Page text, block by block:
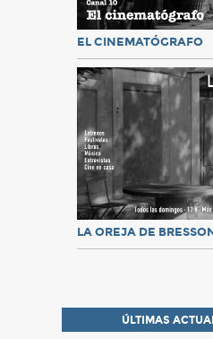
EL CINEMATÓGRAFO
LA OREJA DE
ÚLTIMAS